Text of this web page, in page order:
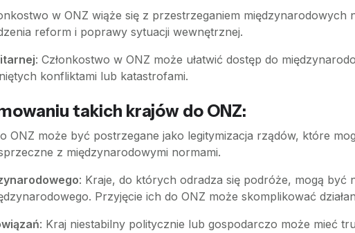
w ONZ wiąże się z przestrzeganiem międzynarodowych
reform i poprawy sytuacji wewnętrznej.
: Członkostwo w ONZ może ułatwić dostęp do
konfliktami lub katastrofami.
takich krajów do ONZ:
ONZ może być postrzegane jako legitymizacja rządów, które
z międzynarodowymi normami.
: Kraje, do których odradza się podróże, mogą być
Przyjęcie ich do ONZ może skomplikować
: Kraj niestabilny politycznie lub gospodarczo może mieć